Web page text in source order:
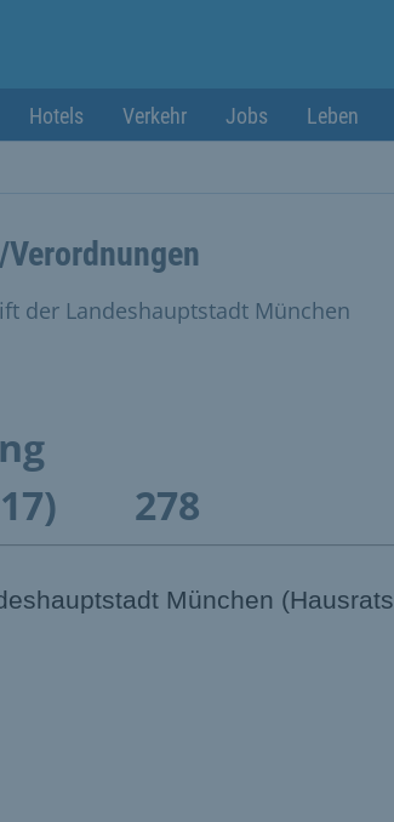
Hotels Verkehr Jobs Leben
der Landeshauptstadt München
278